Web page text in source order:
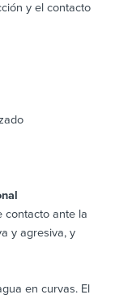
y el contacto
contacto ante la
y agresiva, y
en curvas. El